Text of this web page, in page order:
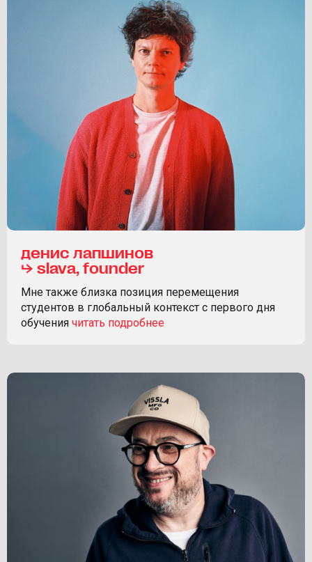
денис лапшинов
⮡ slava, founder
Мне также близка позиция перемещения
студентов в глобальный контекст с первого дня
обучения